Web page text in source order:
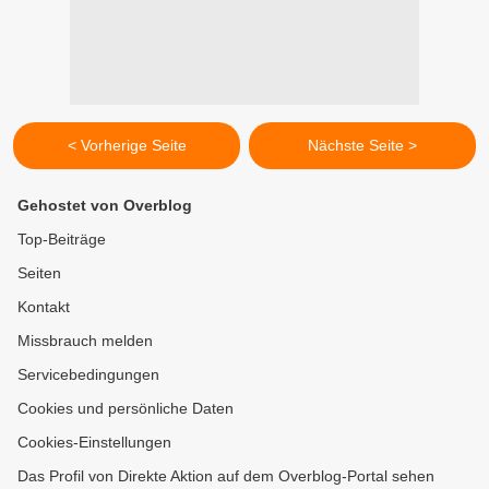
< Vorherige Seite Nächste Seite >
Gehostet von Overblog
Top-Beiträge
Seiten
Kontakt
Missbrauch melden
Servicebedingungen
Cookies und persönliche Daten
Cookies-Einstellungen
Das Profil von Direkte Aktion auf dem Overblog-Portal sehen